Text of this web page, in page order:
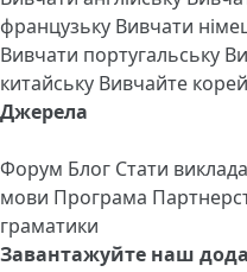
французьку Вивчати
Вивчати португальську
китайську Вивчайте
Джерела
Форум Блог Стати
мови Програма
граматики
Завантажуйте наш